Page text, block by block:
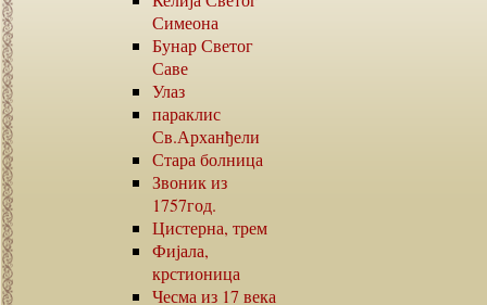
Симеона
Бунар Светог
Саве
Улаз
параклис
Св.Арханђели
Стара болница
Звоник из
1757год.
Цистерна, трем
Фијала,
крстионица
Чесма из 17 века